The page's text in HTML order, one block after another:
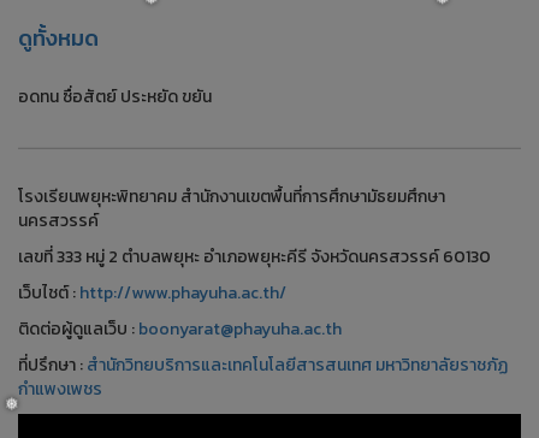
ดูทั้งหมด
อดทน ซื่อสัตย์ ประหยัด ขยัน
โรงเรียนพยุหะพิทยาคม สำนักงานเขตพื้นที่การศึกษามัธยมศึกษา
นครสวรรค์
เลขที่ 333 หมู่ 2 ตำบลพยุหะ อำเภอพยุหะคีรี จังหวัดนครสวรรค์ 60130
เว็บไชต์ :http://www.phayuha.ac.th/
ติดต่อผู้ดูแลเว็บ :boonyarat@phayuha.ac.th
ที่ปรึกษา :สำนักวิทยบริการและเทคโนโลยีสารสนเทศ มหาวิทยาลัยราชภัฏ
กำแพงเพชร